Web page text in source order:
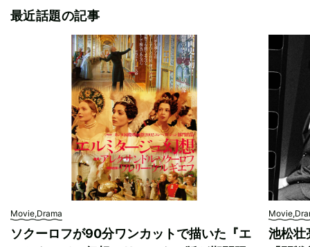
最近話題の記事
Movie,Drama
ソクーロフが90分ワンカットで描いた『エ
池松壮